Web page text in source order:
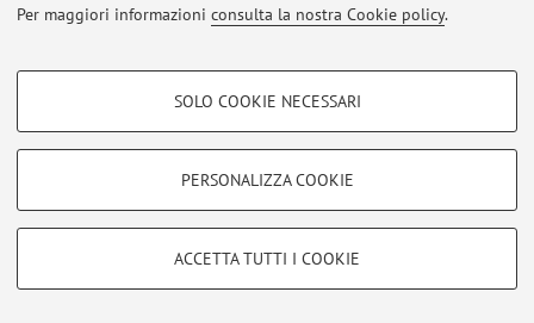
Per maggiori informazioni consulta la nostra Cookie policy.
COOKIE DI PROFILAZIONE - FACOLTATIVI
COOKIE TECNICI - NECESSARI
Si tratta di cookie tecnici utilizzati, a titolo esemplificativo, per il corretto
SOLO COOKIE NECESSARI
PERSONALIZZA COOKIE
ACCETTA TUTTI I COOKIE
© 2026 - ALMA MATER STUDIORUM - Università di Bologna - Via
Zamboni, 33 - 40126 Bologna - Partita IVA: 01131710376